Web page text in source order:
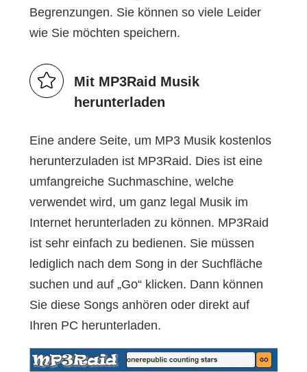
Begrenzungen. Sie können so viele Leider
wie Sie möchten speichern.
Mit MP3Raid Musik
herunterladen
Eine andere Seite, um MP3 Musik kostenlos
herunterzuladen ist MP3Raid. Dies ist eine
umfangreiche Suchmaschine, welche
verwendet wird, um ganz legal Musik im
Internet herunterladen zu können. MP3Raid
ist sehr einfach zu bedienen. Sie müssen
lediglich nach dem Song in der Suchfläche
suchen und auf „Go“ klicken. Dann können
Sie diese Songs anhören oder direkt auf
Ihren PC herunterladen.